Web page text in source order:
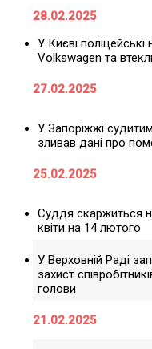
28.02.2025
У Києві
Volkswagen та
27.02.2025
У Запоріжжі
зливав дані про
25.02.2025
Суддя скаржиться
квіти на 14 лютого
У Верховній Раді
захист
голови
21.02.2025